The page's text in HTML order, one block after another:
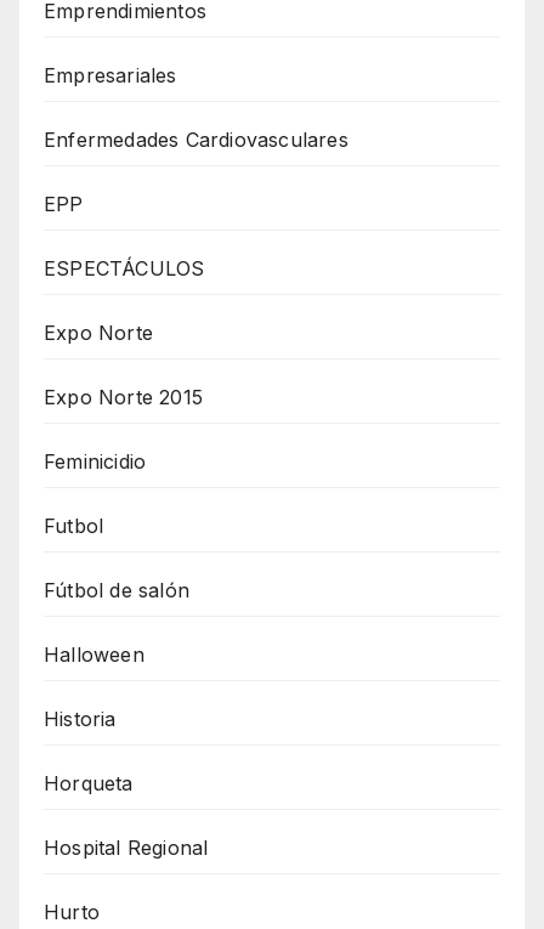
Emprendimientos
Empresariales
Enfermedades Cardiovasculares
EPP
ESPECTÁCULOS
Expo Norte
Expo Norte 2015
Feminicidio
Futbol
Fútbol de salón
Halloween
Historia
Horqueta
Hospital Regional
Hurto